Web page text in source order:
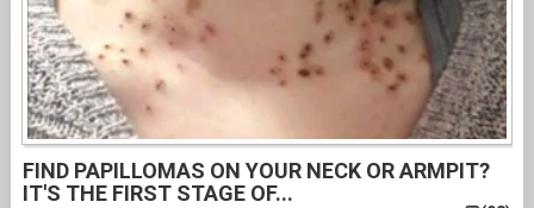
FIND PAPILLOMAS ON YOUR NECK OR ARMPIT?
IT'S THE FIRST STAGE OF...